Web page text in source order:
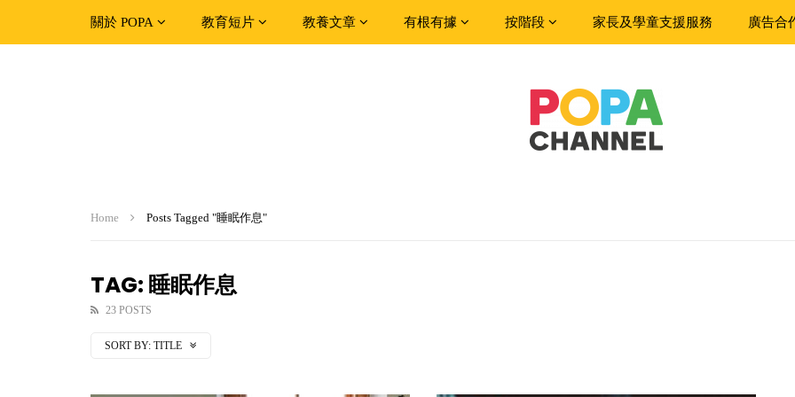
關於 POPA 教育短片 教養文章 有根有據 按階段 家長及學童支援服務 廣告合
Home Posts Tagged "睡眠作息"
TAG: 睡眠作息
23 POSTS
SORT BY: TITLE